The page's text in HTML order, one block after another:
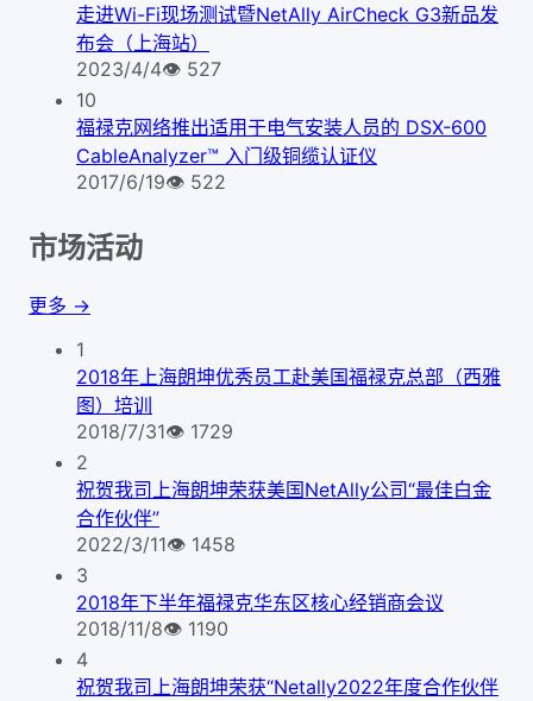
走进Wi-Fi现场测试暨NetAlly AirCheck G3新品发
布会（上海站）
2023/4/4👁 527
10
福禄克网络推出适用于电气安装人员的 DSX-600
CableAnalyzer™ 入门级铜缆认证仪
2017/6/19👁 522
市场活动
更多 →
1
2018年上海朗坤优秀员工赴美国福禄克总部（西雅
图）培训
2018/7/31👁 1729
2
祝贺我司上海朗坤荣获美国NetAlly公司“最佳白金
合作伙伴”
2022/3/11👁 1458
3
2018年下半年福禄克华东区核心经销商会议
2018/11/8👁 1190
4
祝贺我司上海朗坤荣获“Netally2022年度合作伙伴